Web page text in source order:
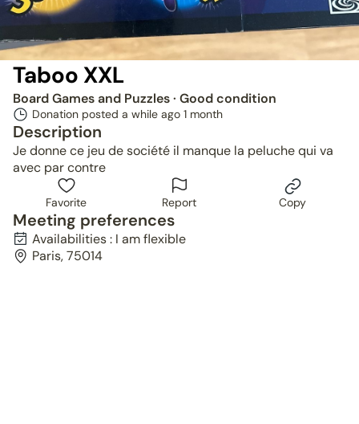
Taboo XXL
Board Games and Puzzles· Good condition
Donation posted a while ago 1 month
Description
Je donne ce jeu de société il manque la peluche qui va
avec par contre
Favorite Report Copy
Meeting preferences
Availabilities : I am flexible
Paris, 75014